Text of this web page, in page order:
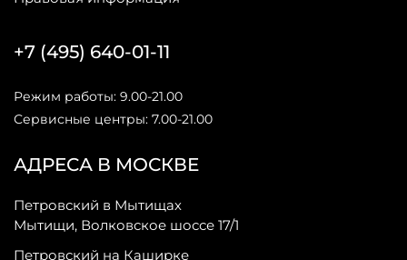
АДРЕСА В МОСКВЕ
Петровский в Мытищах
Мытищи, Волковское шоссе 17/1
Петровский на Каширке
+7 (495) 640-01-11
Режим работы: 9.00-21.00
Сервисные центры: 7.00-21.00